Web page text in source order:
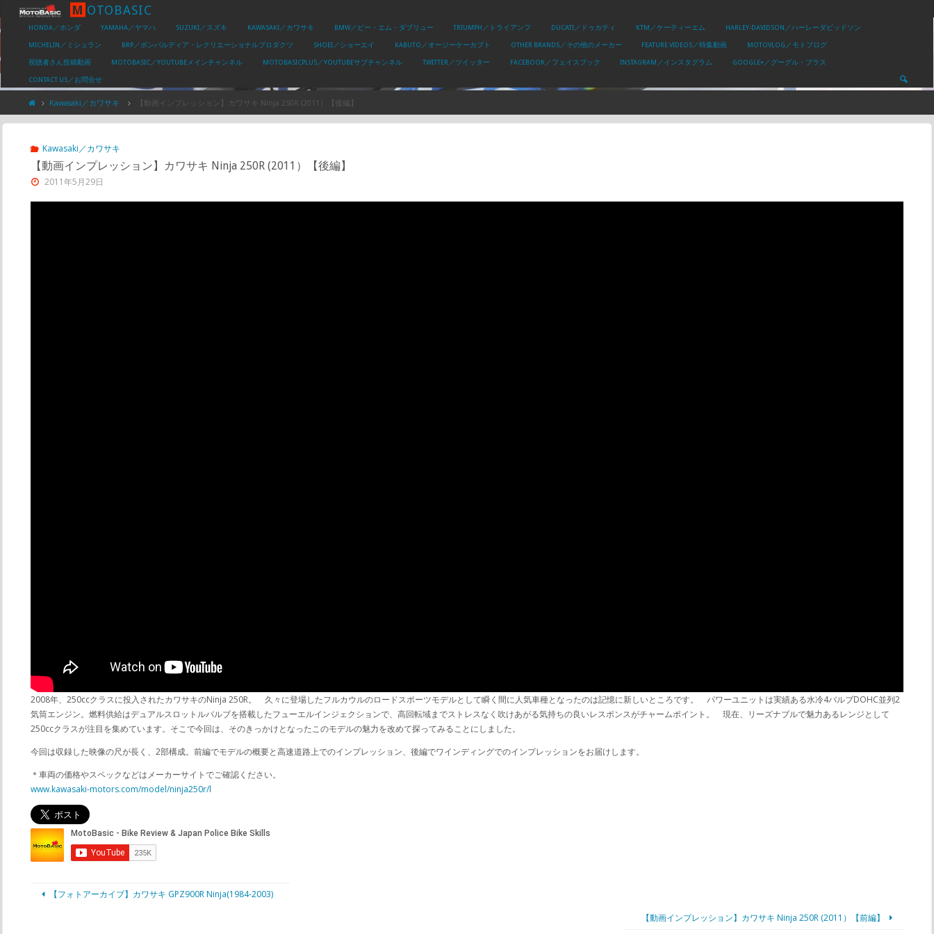
M OTOBASIC
HONDA／ホンダ YAMAHA／ヤマハ SUZUKI／スズキ KAWASAKI／カワサキ BMW／ビー・エム・ダブリュー TRIUMPH／トライアンフ DUCATI／ドゥカティ KTM／ケーティーエム HARLEY-DAVIDSON／ハーレーダビッドソン
MICHELIN／ミシュラン BRP／ボンバルディア・レクリエーショナルプロダクツ SHOEI／ショーエイ KABUTO／オージーケーカブト OTHER BRANDS／その他のメーカー FEATURE VIDEOS／特集動画 MOTOVLOG／モトブログ
視聴者さん投稿動画 MOTOBASIC／YOUTUBEメインチャンネル MOTOBASICPLUS／YOUTUBEサブチャンネル TWITTER／ツイッター FACEBOOK／フェイスブック INSTAGRAM／インスタグラム GOOGLE+／グーグル・プラス
CONTACT US／お問合せ
Kawasaki／カワサキ 【動画インプレッション】カワサキ Ninja 250R (2011）【後編】
Kawasaki／カワサキ
【動画インプレッション】カワサキ Ninja 250R (2011）【後編】
2011年5月29日
2008年、250ccクラスに投入されたカワサキのNinja 250R。 久々に登場したフルカウルのロードスポーツモデルとして瞬く間に人気車種となったのは記憶に新しいところです。 パワーユニットは実績ある水冷4バルブDOHC並列2
気筒エンジン。燃料供給はデュアルスロットルバルブを搭載したフューエルインジェクションで、高回転域までストレスなく吹けあがる気持ちの良いレスポンスがチャームポイント。 現在、リーズナブルで魅力あるレンジとして
250ccクラスが注目を集めています。そこで今回は、そのきっかけとなったこのモデルの魅力を改めて探ってみることにしました。
今回は収録した映像の尺が長く、2部構成。前編でモデルの概要と高速道路上でのインプレッション、後編でワインディングでのインプレッションをお届けします。
＊車両の価格やスペックなどはメーカーサイトでご確認ください。
www.kawasaki-motors.com/model/ninja250r/l
【フォトアーカイブ】カワサキ GPZ900R Ninja(1984-2003)
【動画インプレッション】カワサキ Ninja 250R (2011）【前編】